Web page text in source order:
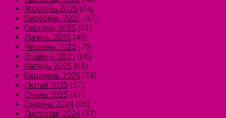
Жовтень 2025 (64)
Вересень 2025 (37)
Серпень 2025 (31)
Липень 2025 (40)
Червень 2025 (76)
Травень 2025 (68)
Квітень 2025 (68)
Березень 2025 (74)
Лютий 2025 (67)
Січень 2025 (51)
Грудень 2024 (35)
Листопад 2024 (57)